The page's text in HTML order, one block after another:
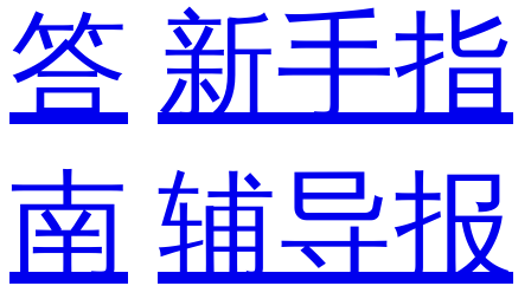
答 新手指
南 辅导报